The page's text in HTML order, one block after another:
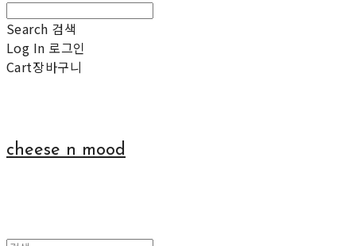
Search 검색
Log In 로그인
Cart장바구니
cheese n mood